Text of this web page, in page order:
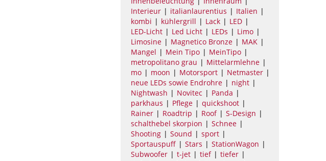
Interieur
italianlaurentius
Italien
kombi
kühlergrill Lack
LED
LED-Licht
Led Licht LEDs
Limo
Limosine
Magnetico Bronze
MAK
Mangel
Mein Tipo
MeinTipo
metropolitano grau
Mittelarmlehne
mo
moon Motorsport
Netmaster
neue LEDs sowie Endrohre
night
Nightwash
Novitec
Panda
parkhaus
Pflege
quickshoot
Rainer
Roadtrip Roof
S-Design
schalthebel skorpion
Schnee
Shooting
Sound
sport
Sportauspuff
Stars
StationWagon
Subwoofer
t-jet tief
tiefer